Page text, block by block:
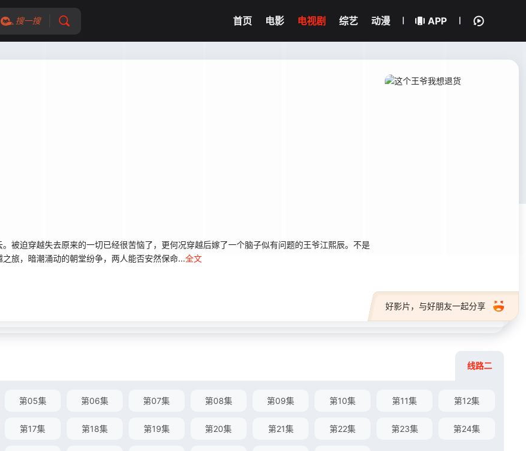
搜一搜 首页 电影 电视剧 综艺 动漫 APP
迫穿越失去原来的一切已经很苦恼了，更何况穿越后嫁了一个脑子似有问题的王爷江熙辰。不是
旅，暗潮涌动的朝堂纷争，两人能否安然保命...全文
好影片，与好朋友一起分享
线路二
第05集 第06集 第07集 第08集 第09集 第10集 第11集 第12集
第17集 第18集 第19集 第20集 第21集 第22集 第23集 第24集